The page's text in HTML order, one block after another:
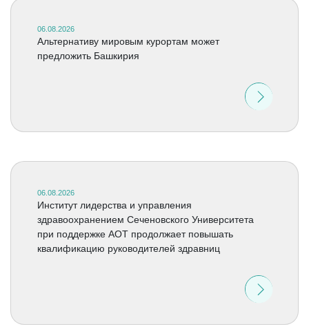
06.08.2026
Альтернативу мировым курортам может
предложить Башкирия
06.08.2026
Институт лидерства и управления
здравоохранением Сеченовского Университета
при поддержке АОТ продолжает повышать
квалификацию руководителей здравниц